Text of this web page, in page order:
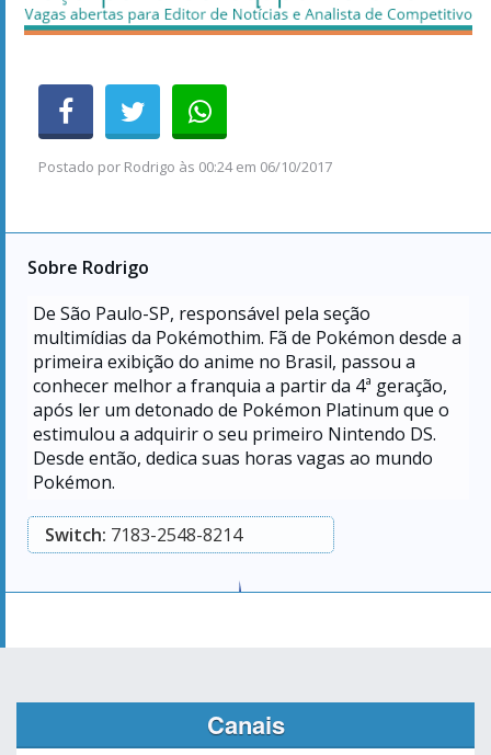
Postado por Rodrigo às 00:24 em 06/10/2017
Sobre Rodrigo
De São Paulo-SP, responsável pela seção
multimídias da Pokémothim. Fã de Pokémon desde a
primeira exibição do anime no Brasil, passou a
conhecer melhor a franquia a partir da 4ª geração,
após ler um detonado de Pokémon Platinum que o
estimulou a adquirir o seu primeiro Nintendo DS.
Desde então, dedica suas horas vagas ao mundo
Pokémon.
Switch: 7183-2548-8214
Canais